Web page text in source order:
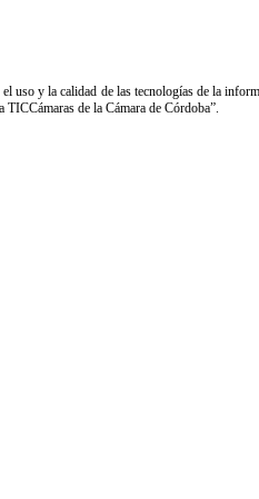
y la calidad de las tecnologías de la
de la Cámara de Córdoba”.